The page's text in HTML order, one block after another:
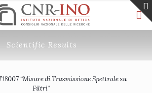
Scientific Results
“Misure di Trasmissione Spettrale su
Filtri”